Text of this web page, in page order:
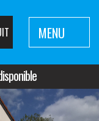
MENU